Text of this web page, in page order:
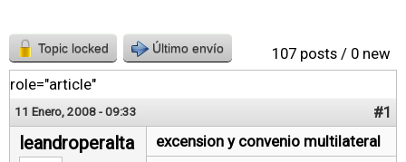
107 posts / 0 new
Topic locked Último envío
role="article"
11 Enero, 2008 - 09:33 #1
leandroperalta
excension y convenio multilateral